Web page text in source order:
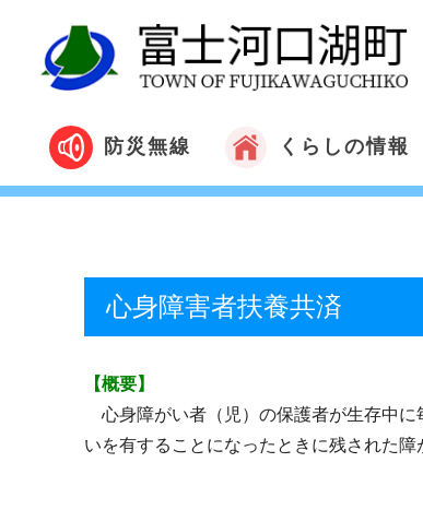
防災無線 くらしの情報
心身障害者扶養共済
【概要】
心身障がい者（児）の保護者が生存中に
いを有することになったときに残された